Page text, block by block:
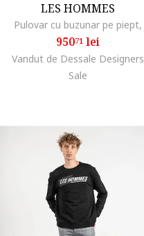
LES HOMMES
Pulovar cu buzunar pe piept,
95071lei
Vandut de Dessale Designers
Sale